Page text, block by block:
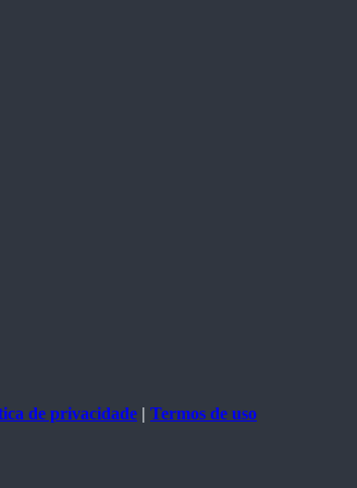
de privacidade | Termos de uso